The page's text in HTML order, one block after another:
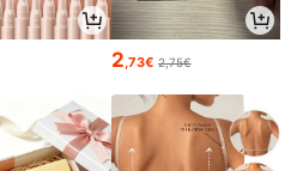
2 ,73€ 2,75€